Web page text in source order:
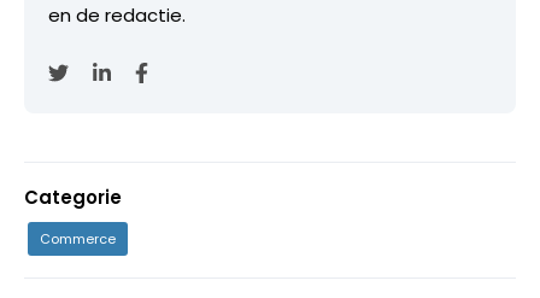
en de redactie.
Categorie
Commerce